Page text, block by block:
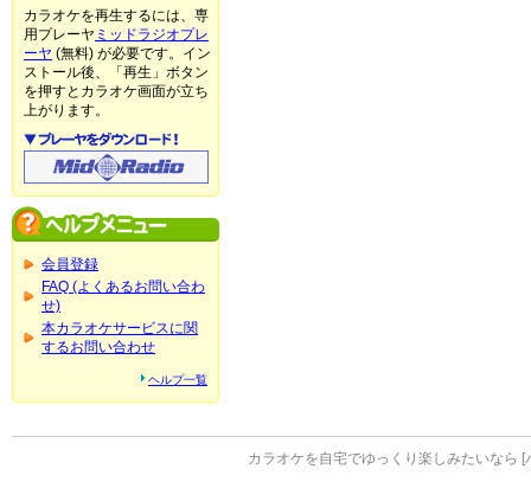
カラオケを再生するには、専
用プレーヤ ミッドラジオプレ
ーヤ (無料) が必要です。イン
ストール後、「再生」ボタン
を押すとカラオケ画面が立ち
上がります。
会員登録
FAQ (よくあるお問い合わ
せ)
本カラオケサービスに関
するお問い合わせ
ヘルプ一覧
カラオケを自宅でゆっくり楽しみたいなら [